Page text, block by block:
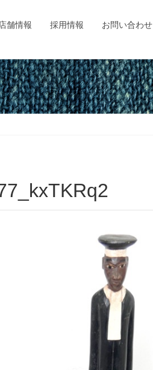
舗情報 採用情報 お問い合わせ